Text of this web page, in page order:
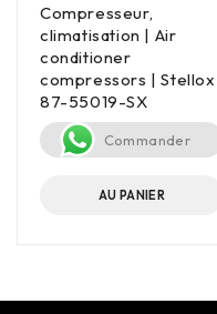
Compresseur,
climatisation | Air
conditioner
compressors | Stellox
87-55019-SX
Commander
AU PANIER